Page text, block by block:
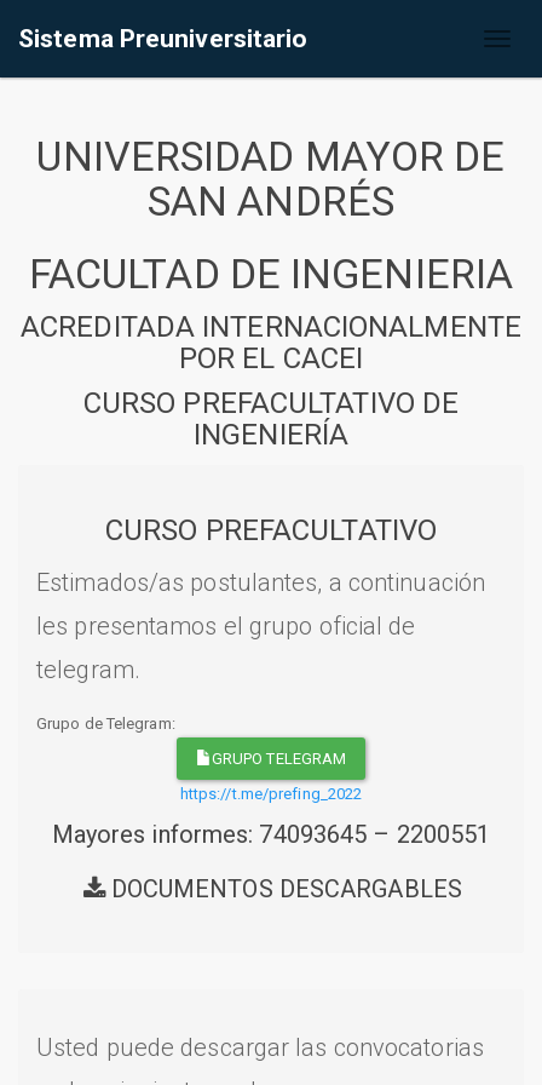
Sistema Preuniversitario
UNIVERSIDAD MAYOR DE
SAN ANDRÉS
FACULTAD DE INGENIERIA
ACREDITADA INTERNACIONALMENTE
POR EL CACEI
CURSO PREFACULTATIVO DE
INGENIERÍA
CURSO PREFACULTATIVO
Estimados/as postulantes, a continuación
les presentamos el grupo oficial de
telegram.
Grupo de Telegram:
GRUPO TELEGRAM
https://t.me/prefing_2022
Mayores informes: 74093645 – 2200551
DOCUMENTOS DESCARGABLES
Usted puede descargar las convocatorias